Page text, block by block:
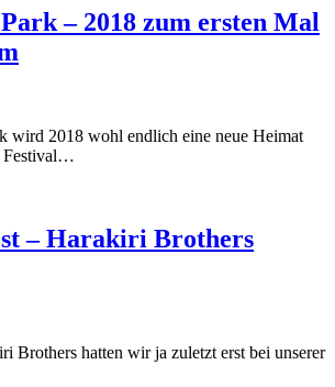
– 2018 zum ersten Mal
wird 2018 wohl endlich eine neue Heimat
Festival…
– Harakiri Brothers
Brothers hatten wir ja zuletzt erst bei unserer